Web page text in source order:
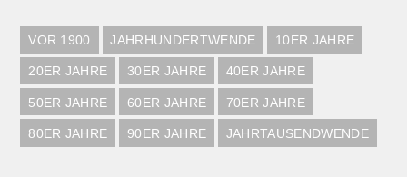
VOR 1900 JAHRHUNDERTWENDE 10ER JAHRE
20ER JAHRE 30ER JAHRE 40ER JAHRE
50ER JAHRE 60ER JAHRE 70ER JAHRE
80ER JAHRE 90ER JAHRE JAHRTAUSENDWENDE